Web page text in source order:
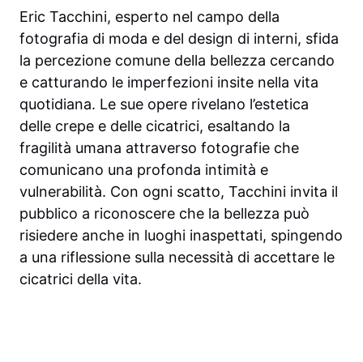
Eric Tacchini, esperto nel campo della
fotografia di moda e del design di interni, sfida
la percezione comune della bellezza cercando
e catturando le imperfezioni insite nella vita
quotidiana. Le sue opere rivelano l’estetica
delle crepe e delle cicatrici, esaltando la
fragilità umana attraverso fotografie che
comunicano una profonda intimità e
vulnerabilità. Con ogni scatto, Tacchini invita il
pubblico a riconoscere che la bellezza può
risiedere anche in luoghi inaspettati, spingendo
a una riflessione sulla necessità di accettare le
cicatrici della vita.